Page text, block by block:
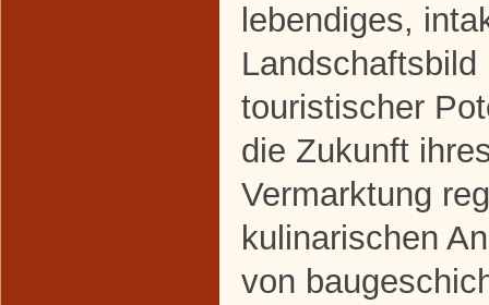
lebendiges,
touristischer
die Zukunft
Vermarktung
kulinarischen
von